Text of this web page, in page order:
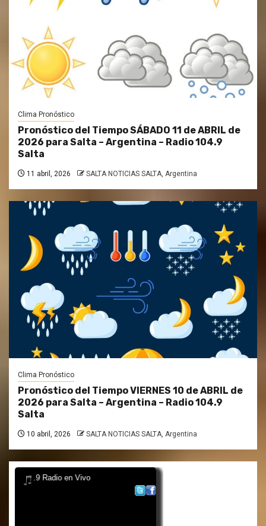
Clima Pronóstico
Pronóstico del Tiempo SÁBADO 11 de ABRIL de
2026 para Salta – Argentina – Radio 104.9
Salta
11 abril, 2026 SALTA NOTICIAS SALTA, Argentina
Clima Pronóstico
Pronóstico del Tiempo VIERNES 10 de ABRIL de
2026 para Salta – Argentina – Radio 104.9
Salta
10 abril, 2026 SALTA NOTICIAS SALTA, Argentina